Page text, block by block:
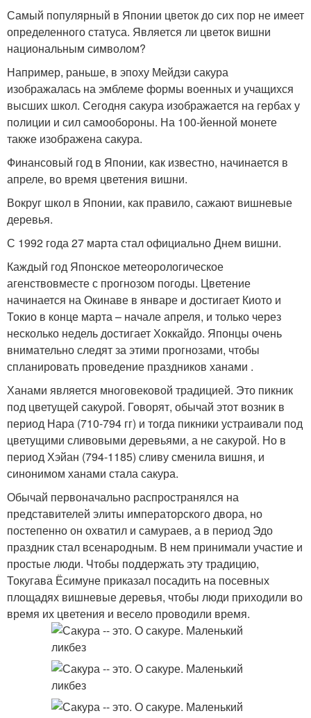
Самый популярный в Японии цветок до сих пор не имеет
определенного статуса. Является ли цветок вишни
национальным символом?
Например, раньше, в эпоху Мейдзи сакура
изображалась на эмблеме формы военных и учащихся
высших школ. Сегодня сакура изображается на гербах у
полиции и сил самообороны. На 100-йенной монете
также изображена сакура.
Финансовый год в Японии, как известно, начинается в
апреле, во время цветения вишни.
Вокруг школ в Японии, как правило, сажают вишневые
деревья.
С 1992 года 27 марта стал официально Днем вишни.
Каждый год Японское метеорологическое
агенствовместе с прогнозом погоды. Цветение
начинается на Окинаве в январе и достигает Киото и
Токио в конце марта – начале апреля, и только через
несколько недель достигает Хоккайдо. Японцы очень
внимательно следят за этими прогнозами, чтобы
спланировать проведение праздников ханами .
Ханами является многовековой традицией. Это пикник
под цветущей сакурой. Говорят, обычай этот возник в
период Нара (710-794 гг) и тогда пикники устраивали под
цветущими сливовыми деревьями, а не сакурой. Но в
период Хэйан (794-1185) сливу сменила вишня, и
синонимом ханами стала сакура.
Обычай первоначально распространялся на
представителей элиты императорского двора, но
постепенно он охватил и самураев, а в период Эдо
праздник стал всенародным. В нем принимали участие и
простые люди. Чтобы поддержать эту традицию,
Токугава Ёсимуне приказал посадить на посевных
площадях вишневые деревья, чтобы люди приходили во
время их цветения и весело проводили время.